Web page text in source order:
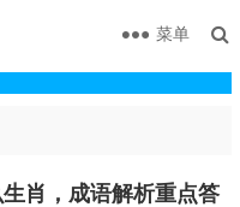
菜单
肖，成语解析重点答